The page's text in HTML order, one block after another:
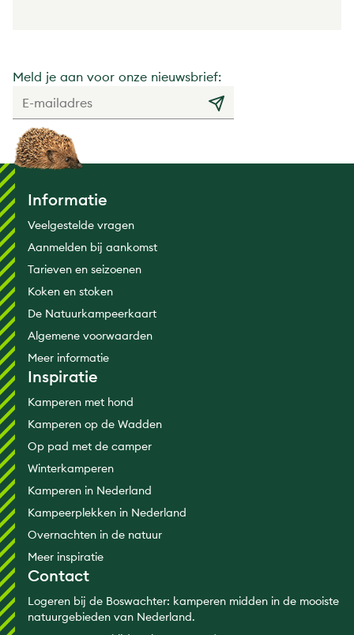
Meld je aan voor onze nieuwsbrief:
Informatie
Veelgestelde vragen
Aanmelden bij aankomst
Tarieven en seizoenen
Koken en stoken
De Natuurkampeerkaart
Algemene voorwaarden
Meer informatie
Inspiratie
Kamperen met hond
Kamperen op de Wadden
Op pad met de camper
Winterkamperen
Kamperen in Nederland
Kampeerplekken in Nederland
Overnachten in de natuur
Meer inspiratie
Contact
Logeren bij de Boswachter: kamperen midden in de mooiste
natuurgebieden van Nederland.